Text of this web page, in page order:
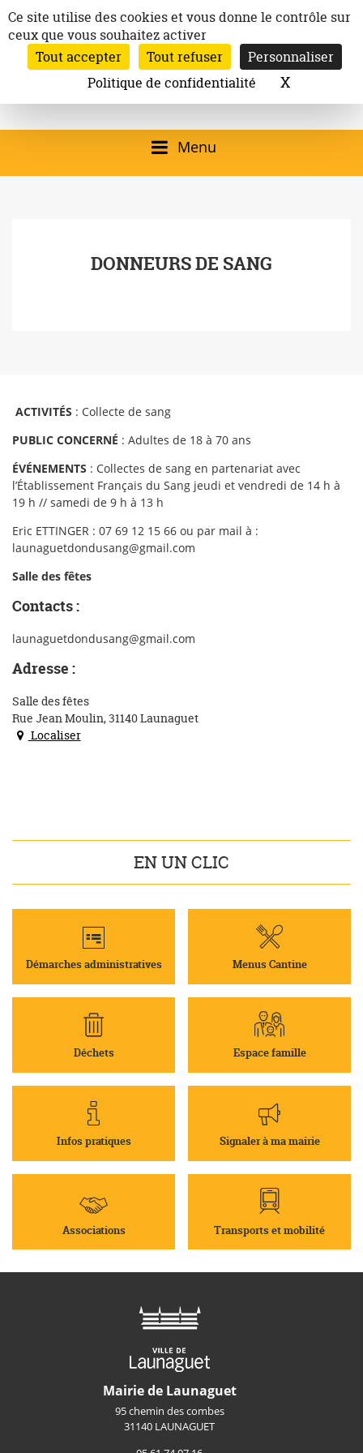
au
contenu
Ville de
Launaguet
Site officiel de la
Mairie de
Launaguet (31140)
qui présente la ville,
programmation
Inscription à la newsletter
Email:
Rechercher
Menu
DONNEURS DE SANG
ACTIVITÉS : Collecte de sang
PUBLIC CONCERNÉ : Adultes de 18 à 70 ans
ÉVÉNEMENTS : Collectes de sang en partenariat avec
l’Établissement Français du Sang jeudi et vendredi de 14 h à
19 h // samedi de 9 h à 13 h
Eric ETTINGER : 07 69 12 15 66 ou par mail à :
launaguetdondusang@gmail.com
Salle des fêtes
Contacts :
launaguetdondusang@gmail.com
Adresse :
Salle des fêtes
Rue Jean Moulin, 31140 Launaguet
Localiser
EN UN CLIC
Démarches administratives Menus Cantine
Déchets Espace famille
Infos pratiques Signaler à ma mairie
Associations Transports et mobilité
Mairie de Launaguet
95 chemin des combes
31140 LAUNAGUET
Panneau de gestion des cookies
Ce site utilise des cookies et vous donne le contrôle sur
ceux que vous souhaitez activer
Tout accepter
Tout refuser
Personnaliser
Politique de confidentialité
XMasquer